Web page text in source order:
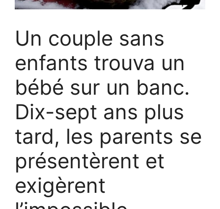
Un couple sans
enfants trouva un
bébé sur un banc.
Dix-sept ans plus
tard, les parents se
présentèrent et
exigèrent